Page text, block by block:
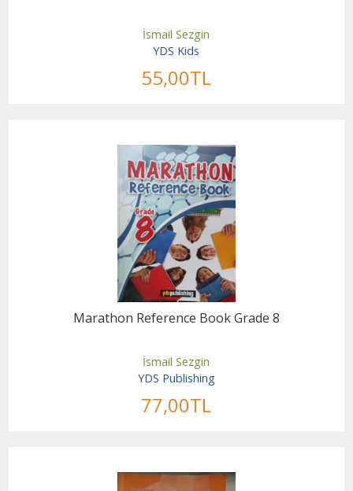
İsmail Sezgin
YDS Kids
55,00TL
Marathon Reference Book Grade 8
İsmail Sezgin
YDS Publishing
77,00TL